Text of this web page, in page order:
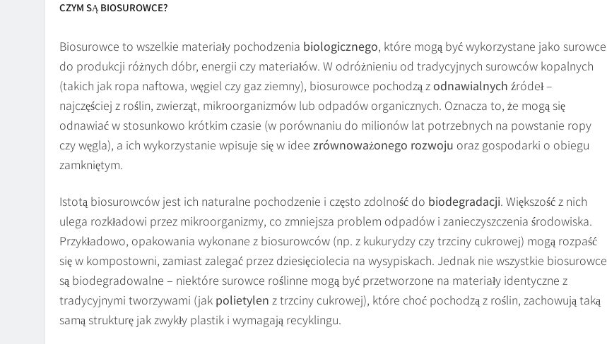
CZYM SĄ BIOSUROWCE?
Biosurowce to wszelkie materiały pochodzenia biologicznego, które mogą być wykorzystane jako surowce
do produkcji różnych dóbr, energii czy materiałów. W odróżnieniu od tradycyjnych surowców kopalnych
(takich jak ropa naftowa, węgiel czy gaz ziemny), biosurowce pochodzą zodnawialnych źródeł –
najczęściej z roślin, zwierząt, mikroorganizmów lub odpadów organicznych. Oznacza to, że mogą się
odnawiać w stosunkowo krótkim czasie (w porównaniu do milionów lat potrzebnych na powstanie ropy
czy węgla), a ich wykorzystanie wpisuje się w idee zrównoważonego rozwoju oraz gospodarki o obiegu
zamkniętym.
Istotą biosurowców jest ich naturalne pochodzenie i często zdolność do biodegradacji. Większość z nich
ulega rozkładowi przez mikroorganizmy, co zmniejsza problem odpadów i zanieczyszczenia środowiska.
Przykładowo, opakowania wykonane z biosurowców (np. z kukurydzy czy trzciny cukrowej) mogą rozpaść
się w kompostowni, zamiast zalegać przez dziesięciolecia na wysypiskach. Jednak nie wszystkie biosurowce
są biodegradowalne – niektóre surowce roślinne mogą być przetworzone na materiały identyczne z
tradycyjnymi tworzywami (jak polietylen z trzciny cukrowej), które choć pochodzą z roślin, zachowują taką
samą strukturę jak zwykły plastik i wymagają recyklingu.